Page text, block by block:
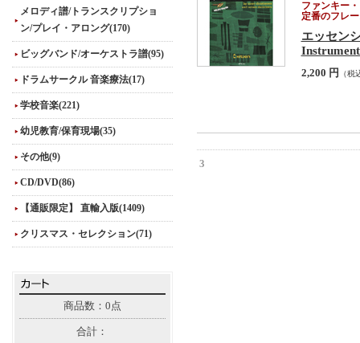
メロディ譜/トランスクリプショ
ン/プレイ・アロング(170)
ビッグバンド/オーケストラ譜(95)
ドラムサークル 音楽療法(17)
学校音楽(221)
幼児教育/保育現場(35)
その他(9)
CD/DVD(86)
【通販限定】 直輸入版(1409)
クリスマス・セレクション(71)
商品数：0点
合計：
ファンキー
定番のフレ
エッセン
2,200 円 （税
3